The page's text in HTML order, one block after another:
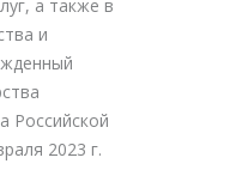
а также в
и
Российской
2023 г.